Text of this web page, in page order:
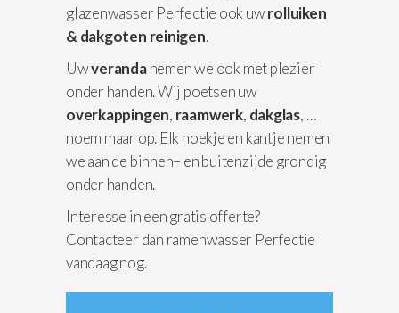
glazenwasser Perfectie ook uwrolluiken
& dakgoten reinigen.
Uwverandanemen we ook met plezier
onder handen. Wij poetsen uw
overkappingen, raamwerk, dakglas, …
noem maar op. Elk hoekje en kantje nemen
we aan de binnen– en buitenzijde grondig
onder handen.
Interesse in een gratis offerte?
Contacteer dan ramenwasser Perfectie
vandaag nog.